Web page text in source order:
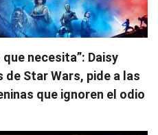
necesita”: Daisy
Star Wars, pide a las
que ignoren el odio